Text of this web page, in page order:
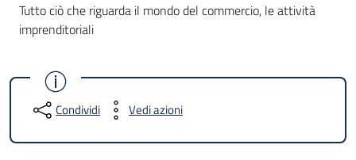
Tutto ciò che riguarda il mondo del commercio, le attività
imprenditoriali
Condividi Vedi azioni